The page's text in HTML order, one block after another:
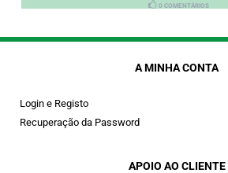
0 COMENTÁRIOS
A MINHA CONTA
Login e Registo
Recuperação da Password
APOIO AO CLIENTE